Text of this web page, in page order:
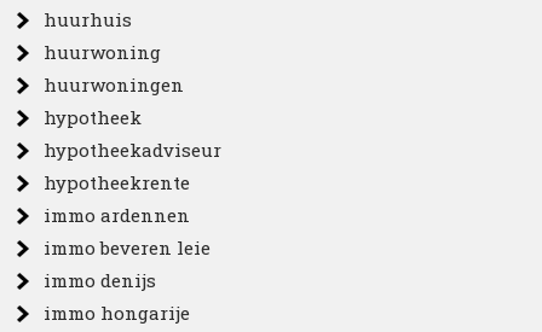
huurhuis
huurwoning
huurwoningen
hypotheek
hypotheekadviseur
hypotheekrente
immo ardennen
immo beveren leie
immo denijs
immo hongarije